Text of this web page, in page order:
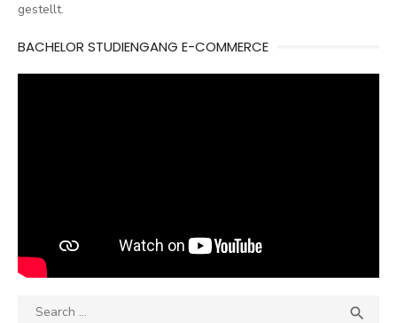
gestellt.
BACHELOR STUDIENGANG E-COMMERCE
Search
